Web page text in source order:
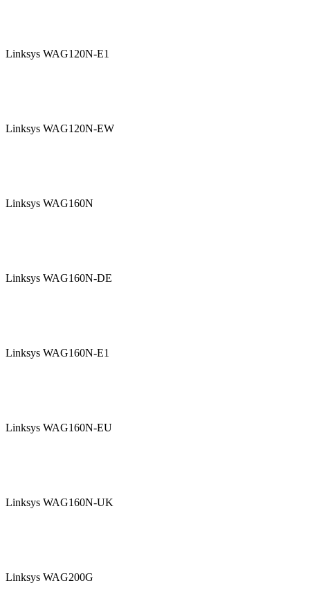
Linksys WAG120N-E1
Linksys WAG120N-EW
Linksys WAG160N
Linksys WAG160N-DE
Linksys WAG160N-E1
Linksys WAG160N-EU
Linksys WAG160N-UK
Linksys WAG200G